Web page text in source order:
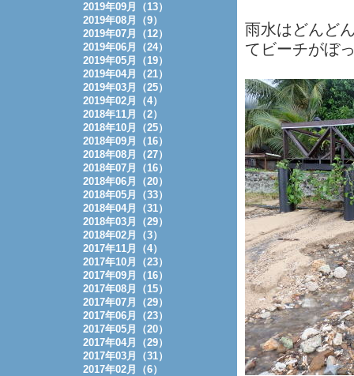
雨水はどんど
てビーチがぼ
2019年09月（13）
2019年08月（9）
2019年07月（12）
2019年06月（24）
2019年05月（19）
2019年04月（21）
2019年03月（25）
2019年02月（4）
2018年11月（2）
2018年10月（25）
2018年09月（16）
2018年08月（27）
2018年07月（16）
2018年06月（20）
2018年05月（33）
2018年04月（31）
2018年03月（29）
2018年02月（3）
2017年11月（4）
2017年10月（23）
2017年09月（16）
2017年08月（15）
2017年07月（29）
2017年06月（23）
2017年05月（20）
2017年04月（29）
2017年03月（31）
2017年02月（6）